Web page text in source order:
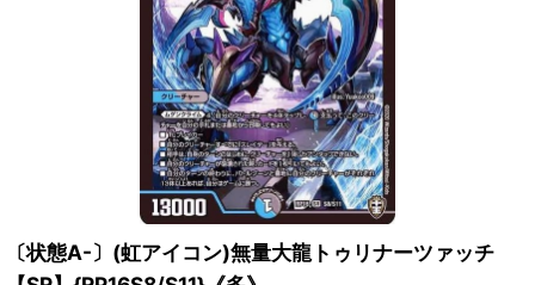
〔状態A-〕(虹アイコン)無量大龍トゥリナーツァッチ